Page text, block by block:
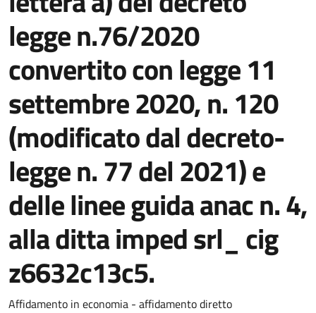
legge n.76/2020
convertito con legge 11
settembre 2020, n. 120
(modificato dal decreto-
legge n. 77 del 2021) e
delle linee guida anac n. 4,
alla ditta imped srl_ cig
z6632c13c5.
Dettaglio del documento
Affidamento in economia - affidamento diretto